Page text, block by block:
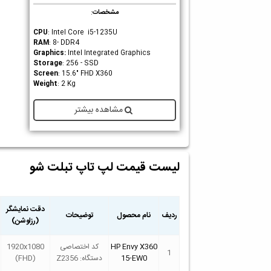
مشخصات:
CPU: Intel Core i5-1235U
RAM: 8- DDR4
Graphics: Intel Integrated Graphics
Storage: 256 - SSD
Screen: 15.6" FHD X360
Weight: 2 Kg
مشاهده بیشتر
لیست قیمت لپ تاپ تبلت شو
ردیف نام محصول توضیحات
دقت نمایشگر
(رزلوشن)
1
HP Envy X360
15-EW0
کد اختصاصی
دستگاه: Z2356
1920x1080
(FHD)